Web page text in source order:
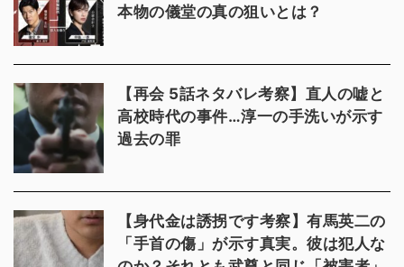
本物の儀堂の真の狙いとは？
【再会 5話ネタバレ考察】直人の嘘と
高校時代の事件…淳一の手洗いが示す
過去の罪
【身代金は誘拐です考察】有馬英二の
「手首の傷」が示す真実。彼は犯人な